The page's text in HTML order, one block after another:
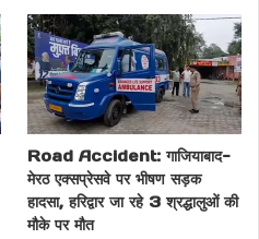
Road Accident: गाजियाबाद-
मेरठ एक्सप्रेसवे पर भीषण सड़क
हादसा, हरिद्वार जा रहे 3 श्रद्धालुओं की
मौके पर मौत